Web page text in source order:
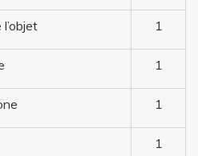
1
1
1
1